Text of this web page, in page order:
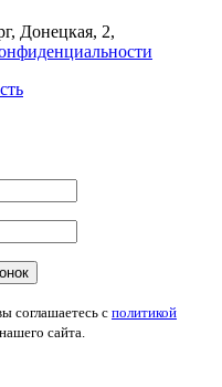
Донецкая, 2,
соглашаетесь с политикой
нашего сайта.